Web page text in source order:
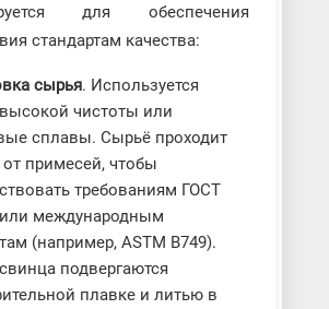
для обеспечения
стандартам качества:
сырья. Используется
чистоты или
сплавы. Сырьё проходит
от примесей, чтобы
требованиям ГОСТ
или международным
(например, ASTM B749).
подвергаются
плавке и литью в